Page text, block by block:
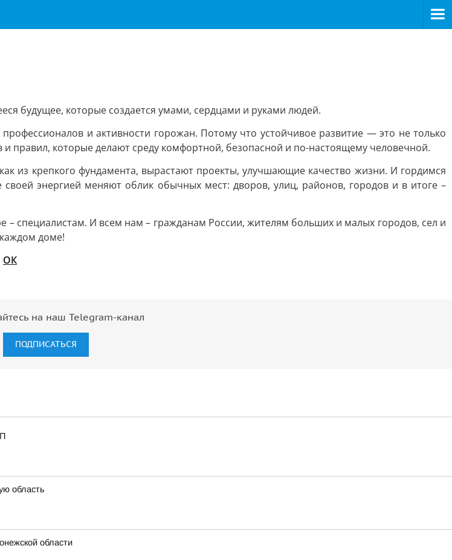
будущее, которые создается умами, сердцами и руками людей.
и активности горожан. Потому что устойчивое развитие — это не только
которые делают среду комфортной, безопасной и по-настоящему человечной.
из крепкого фундамента, вырастают проекты, улучшающие качество жизни. И гордимся
энергией меняют облик обычных мест: дворов, улиц, районов, городов и в итоге –
– специалистам. И всем нам – гражданам России, жителям больших и малых городов, сел и
доме!
ОК
на наш Telegram-канал
ПОДПИСАТЬСЯ
область
области